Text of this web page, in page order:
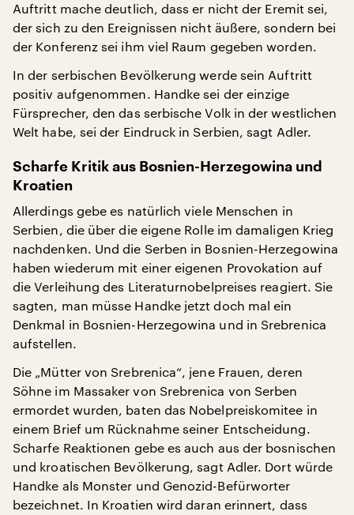
Auftritt mache deutlich, dass er nicht der Eremit sei,
der sich zu den Ereignissen nicht äußere, sondern bei
der Konferenz sei ihm viel Raum gegeben worden.
In der serbischen Bevölkerung werde sein Auftritt
positiv aufgenommen. Handke sei der einzige
Fürsprecher, den das serbische Volk in der westlichen
Welt habe, sei der Eindruck in Serbien, sagt Adler.
Scharfe Kritik aus Bosnien-Herzegowina und
Kroatien
Allerdings gebe es natürlich viele Menschen in
Serbien, die über die eigene Rolle im damaligen Krieg
nachdenken. Und die Serben in Bosnien-Herzegowina
haben wiederum mit einer eigenen Provokation auf
die Verleihung des Literaturnobelpreises reagiert. Sie
sagten, man müsse Handke jetzt doch mal ein
Denkmal in Bosnien-Herzegowina und in Srebrenica
aufstellen.
Die „Mütter von Srebrenica“, jene Frauen, deren
Söhne im Massaker von Srebrenica von Serben
ermordet wurden, baten das Nobelpreiskomitee in
einem Brief um Rücknahme seiner Entscheidung.
Scharfe Reaktionen gebe es auch aus der bosnischen
und kroatischen Bevölkerung, sagt Adler. Dort würde
Handke als Monster und Genozid-Befürworter
bezeichnet. In Kroatien wird daran erinnert, dass